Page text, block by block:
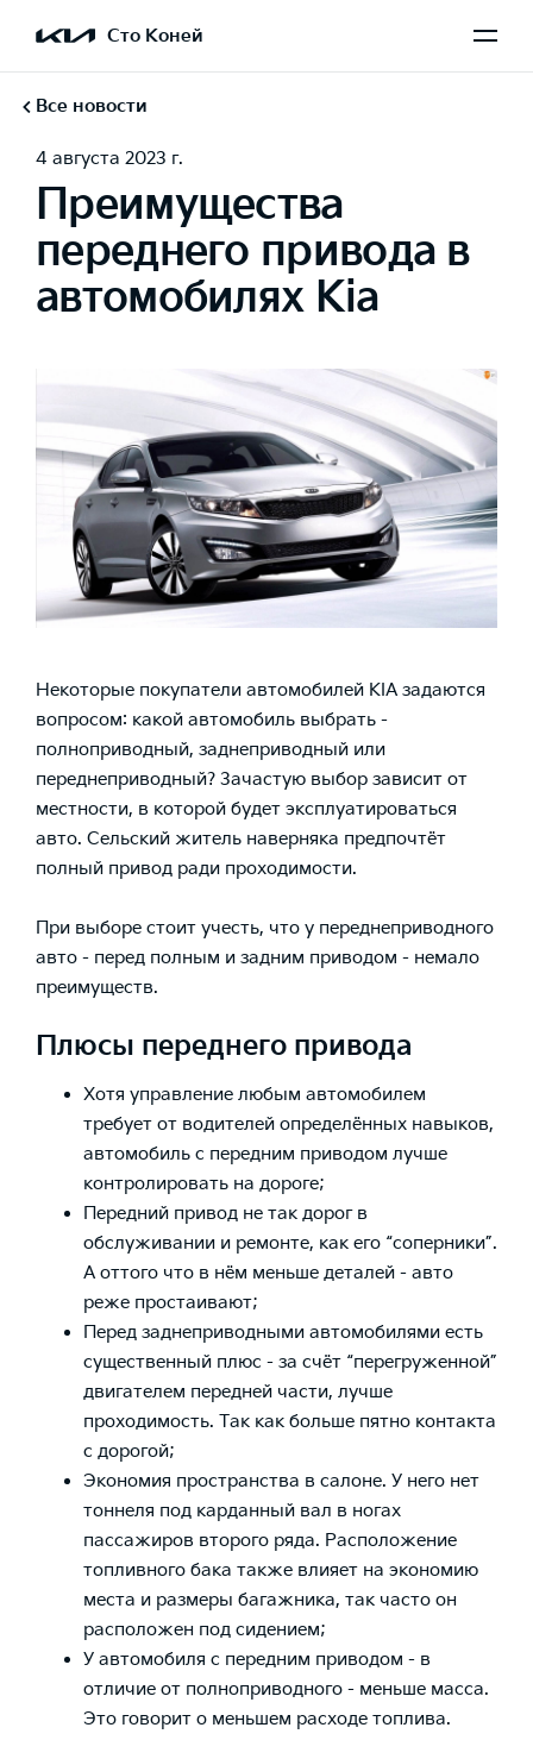
Сто Коней
Все новости
4 августа 2023 г.
Преимущества
переднего привода в
автомобилях Kia
Некоторые покупатели автомобилей KIA задаются
вопросом: какой автомобиль выбрать -
полноприводный, заднеприводный или
переднеприводный? Зачастую выбор зависит от
местности, в которой будет эксплуатироваться
авто. Сельский житель наверняка предпочтёт
полный привод ради проходимости.
При выборе стоит учесть, что у переднеприводного
авто - перед полным и задним приводом - немало
преимуществ.
Плюсы переднего привода
Хотя управление любым автомобилем
требует от водителей определённых навыков,
автомобиль с передним приводом лучше
контролировать на дороге;
Передний привод не так дорог в
обслуживании и ремонте, как его “соперники”.
А оттого что в нём меньше деталей - авто
реже простаивают;
Перед заднеприводными автомобилями есть
существенный плюс - за счёт “перегруженной”
двигателем передней части, лучше
проходимость. Так как больше пятно контакта
с дорогой;
Экономия пространства в салоне. У него нет
тоннеля под карданный вал в ногах
пассажиров второго ряда. Расположение
топливного бака также влияет на экономию
места и размеры багажника, так часто он
расположен под сидением;
У автомобиля с передним приводом - в
отличие от полноприводного - меньше масса.
Это говорит о меньшем расходе топлива.